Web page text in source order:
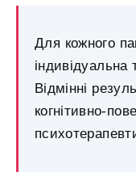
Для кожного
індивідуальна
Відмінні
когнітивно-